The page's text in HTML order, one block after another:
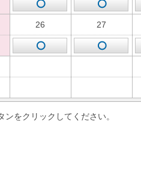
26 27
をクリックしてください。